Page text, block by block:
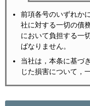
前項各号のいずれか
社に対する一切の債
において負担する一
ばなりません。
当社は，本条に基づ
じた損害について，